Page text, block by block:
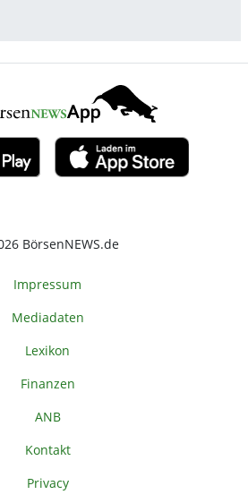
BörsenNEWS.de
Impressum
Mediadaten
Lexikon
Finanzen
ANB
Kontakt
Privacy